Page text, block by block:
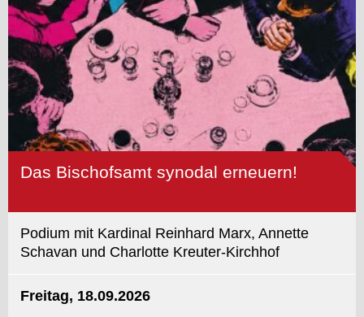
Das Bischofsamt synodal erneuern!
Podium mit Kardinal Reinhard Marx, Annette
Schavan und Charlotte Kreuter-Kirchhof
Freitag, 18.09.2026